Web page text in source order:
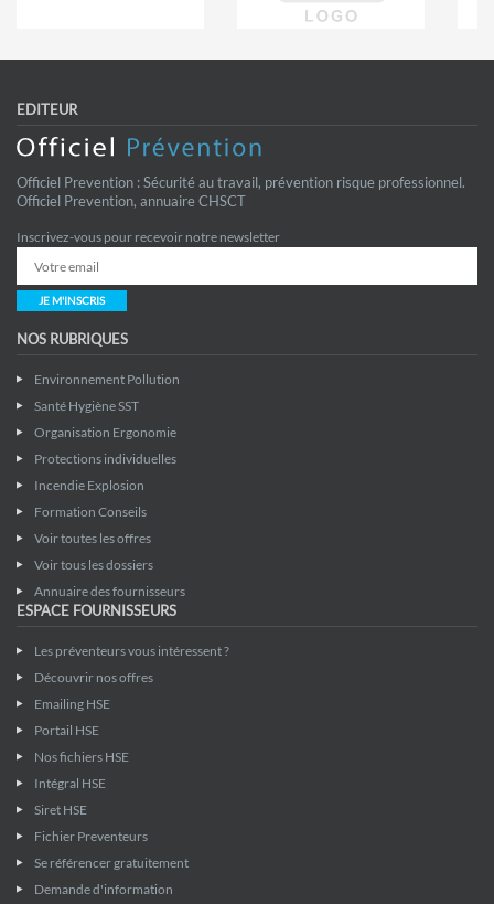
EDITEUR
Officiel Prevention : Sécurité au travail, prévention risque professionnel.
Officiel Prevention, annuaire CHSCT
Inscrivez-vous pour recevoir notre newsletter
JE M'INSCRIS
NOS RUBRIQUES
Environnement Pollution
Santé Hygiène SST
Organisation Ergonomie
Protections individuelles
Incendie Explosion
Formation Conseils
Voir toutes les offres
Voir tous les dossiers
Annuaire des fournisseurs
ESPACE FOURNISSEURS
Les préventeurs vous intéressent ?
Découvrir nos offres
Emailing HSE
Portail HSE
Nos fichiers HSE
Intégral HSE
Siret HSE
Fichier Preventeurs
Se référencer gratuitement
Demande d'information